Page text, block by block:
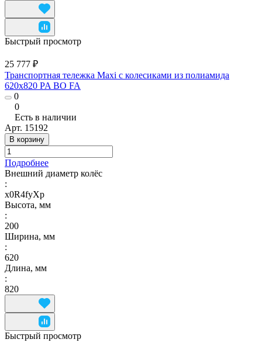
Быстрый просмотр
25 777 ₽
Транспортная тележка Maxi с колесиками из полиамида
620x820 PA BO FA
0
0
Есть в наличии
Арт. 15192
В корзину
Подробнее
Внешний диаметр колёс
:
x0R4fyXp
Высота, мм
:
200
Ширина, мм
:
620
Длина, мм
:
820
Быстрый просмотр